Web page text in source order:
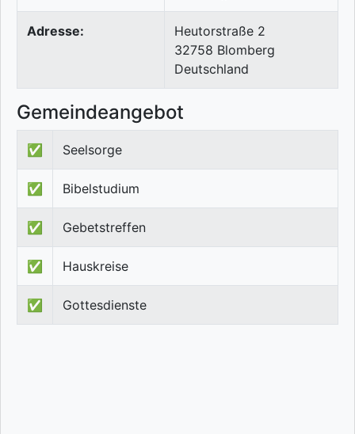
Adresse:
Heutorstraße 2
32758 Blomberg
Deutschland
Gemeindeangebot
✅ Seelsorge
✅ Bibelstudium
✅ Gebetstreffen
✅ Hauskreise
✅ Gottesdienste